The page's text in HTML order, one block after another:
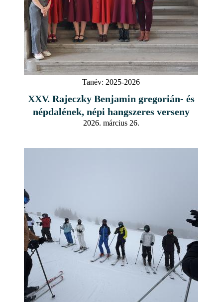
Tanév: 2025-2026
XXV. Rajeczky Benjamin gregorián- és
népdalének, népi hangszeres verseny
2026. március 26.